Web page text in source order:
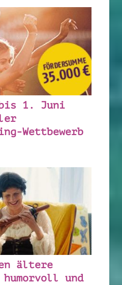
bis 1. Juni
Wettbewerb
ältere
humorvoll und